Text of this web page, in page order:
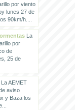
por viento
lunes 27 de
90km/h....
La
por
de
25 de
AEMET
aviso
y Baza los